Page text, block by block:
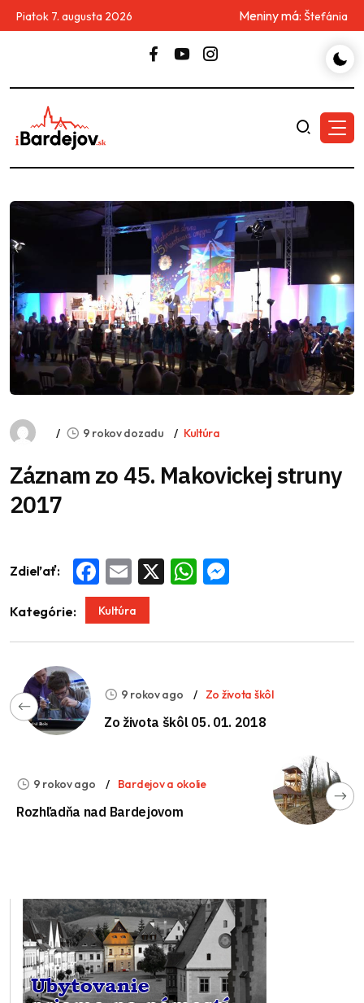
Piatok 7. augusta 2026 Meniny má: Štefánia
9 rokov dozadu Kultúra
Záznam zo 45. Makovickej struny
2017
Zdieľať: Facebook
Email WhatsApp
Kategórie: Kultúra
9 rokov ago Zo života škôl
Zo života škôl 05. 01. 2018
9 rokov ago Bardejov a okolie
Rozhľadňa nad Bardejovom